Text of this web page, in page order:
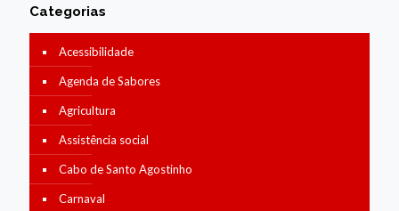
Categorias
Acessibilidade
Agenda de Sabores
Agricultura
Assistência social
Cabo de Santo Agostinho
Carnaval